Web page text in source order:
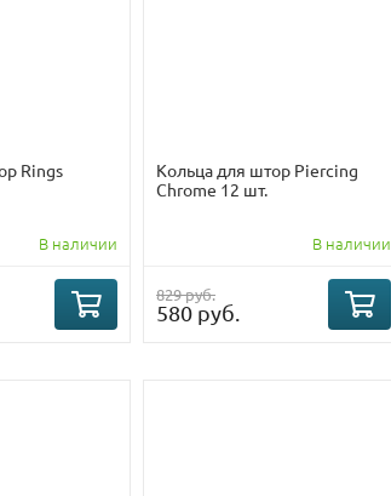
Rings
В наличии
Кольца для штор Piercing
Chrome 12 шт.
В наличии
829 руб.
580 руб.